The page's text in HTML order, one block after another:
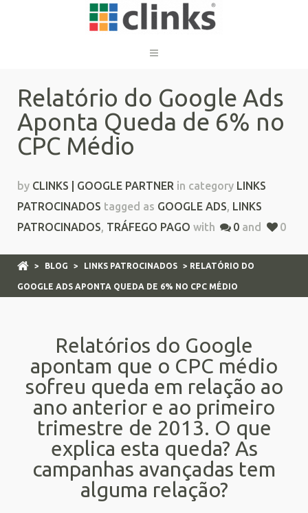
Relatório do Google Ads
Aponta Queda de 6% no
CPC Médio
by CLINKS | GOOGLE PARTNER in category LINKS
PATROCINADOS tagged as GOOGLE ADS, LINKS
PATROCINADOS, TRÁFEGO PAGO with 0 and 0
> BLOG > LINKS PATROCINADOS > RELATÓRIO DO
GOOGLE ADS APONTA QUEDA DE 6% NO CPC MÉDIO
Relatórios do Google
apontam que o CPC médio
sofreu queda em relação ao
ano anterior e ao primeiro
trimestre de 2013. O que
explica esta queda? As
campanhas avançadas tem
alguma relação?